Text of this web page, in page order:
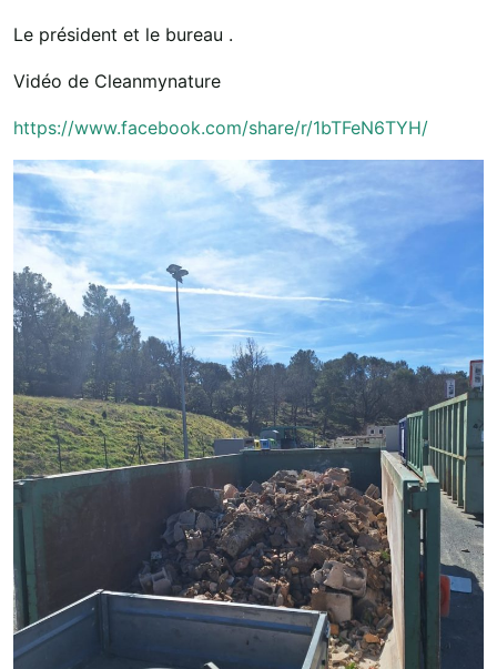
Le président et le bureau .
Vidéo de Cleanmynature
https://www.facebook.com/share/r/1bTFeN6TYH/